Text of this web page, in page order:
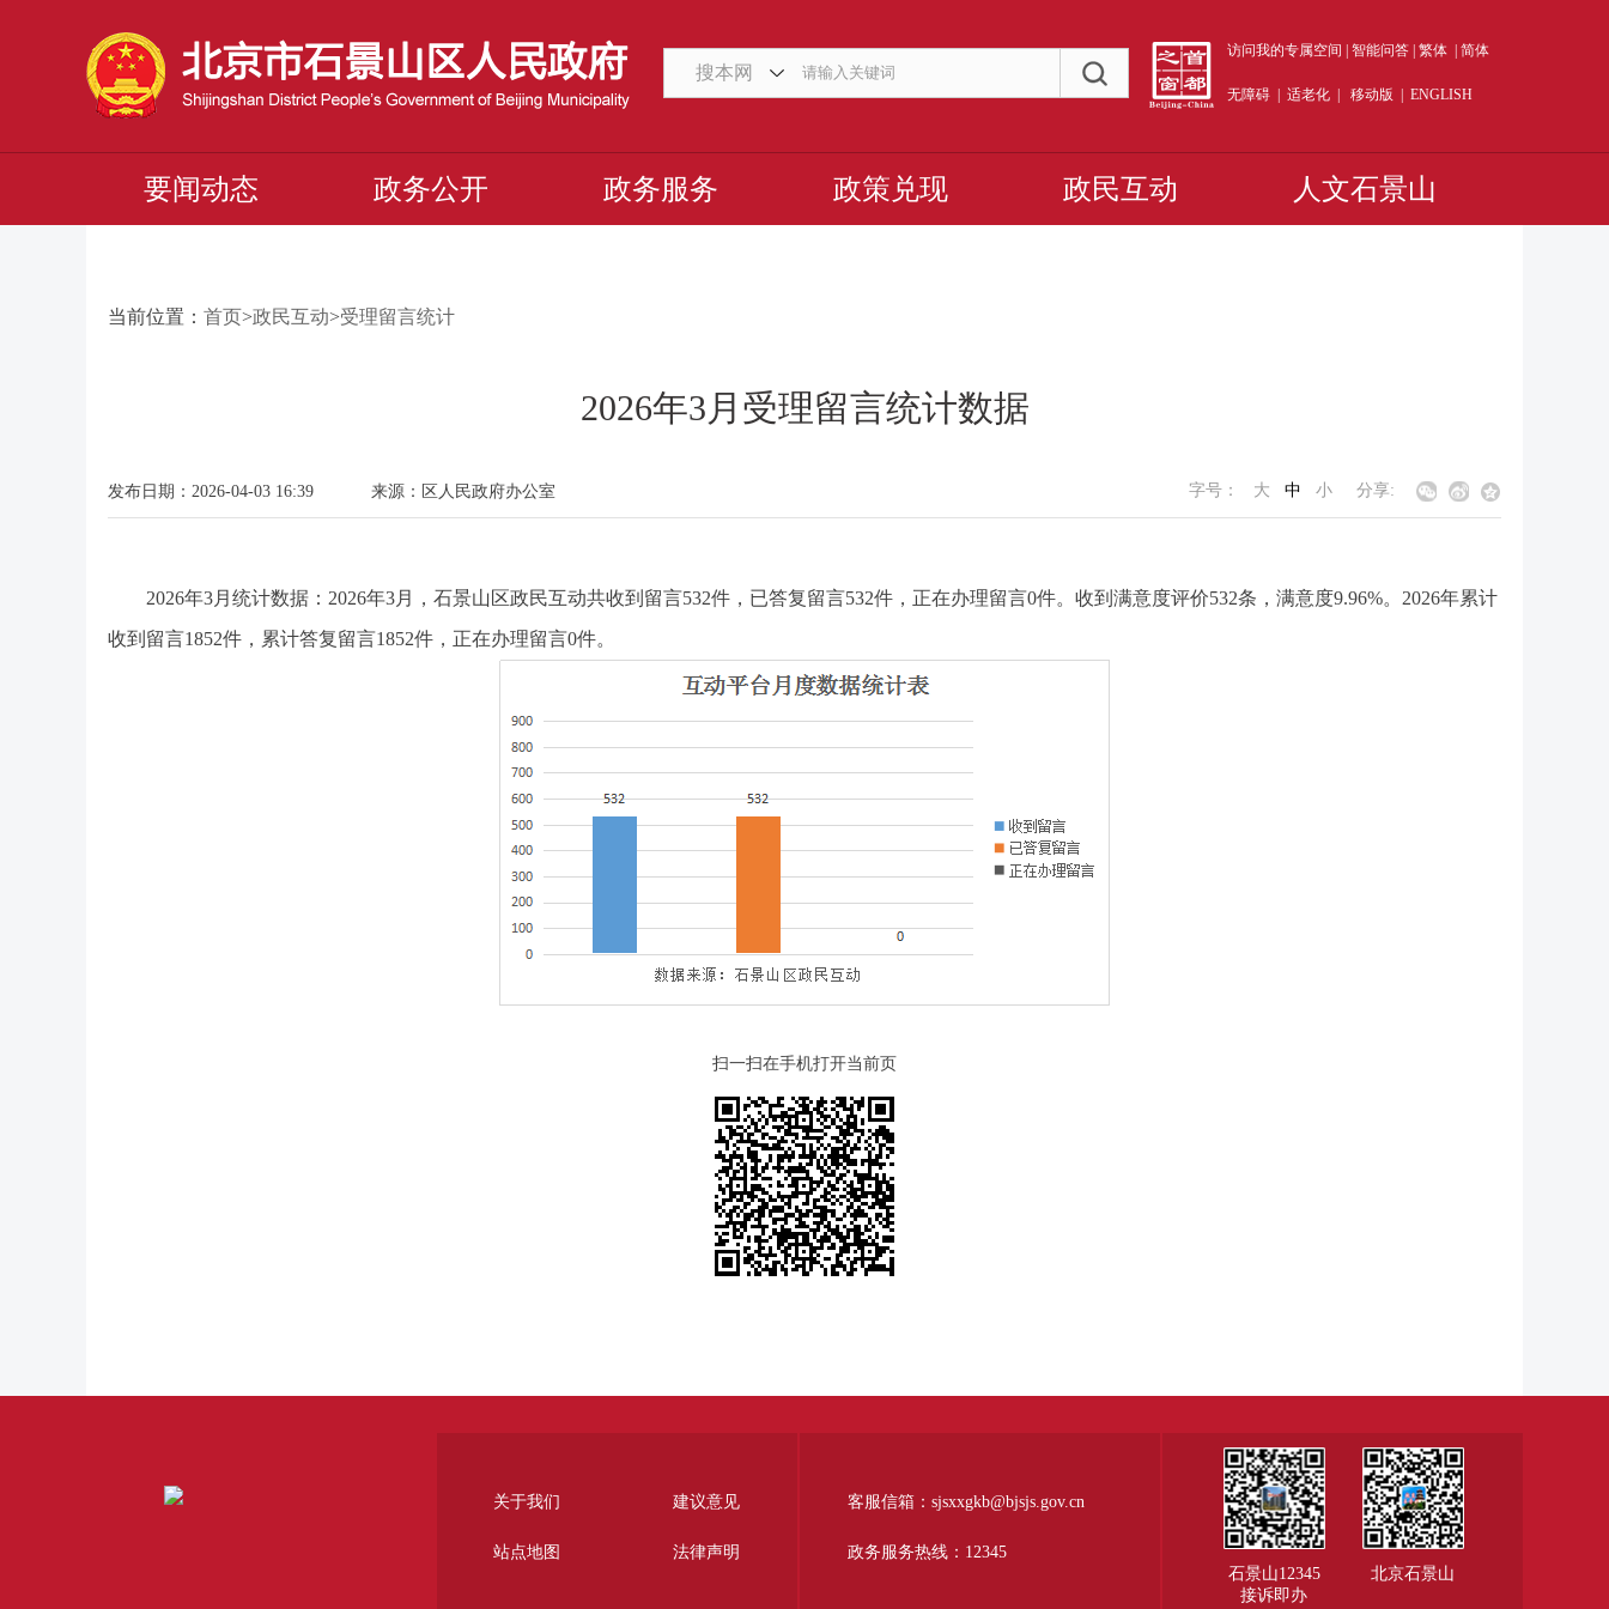
搜本网
访问我的专属空间 智能问答 繁体 简体
无障碍 适老化 移动版 ENGLISH
要闻动态 政务公开 政务服务 政策兑现 政民互动 人文石景山
当前位置： 首页>政民互动>受理留言统计
2026年3月受理留言统计数据
发布日期：2026-04-03 16:39 来源：区人民政府办公室 分享:
字号： 大 中 小
2026年3月统计数据：2026年3月，石景山区政民互动共收到留言532件，已答复留言532件，正在办理留言0件。收到满意度评价532条，满意度9.96%。2026年累计
收到留言1852件，累计答复留言1852件，正在办理留言0件。
扫一扫在手机打开当前页
关于我们 建议意见
站点地图 法律声明
客服信箱：sjsxxgkb@bjsjs.gov.cn
政务服务热线：12345
石景山12345
接诉即办
北京石景山